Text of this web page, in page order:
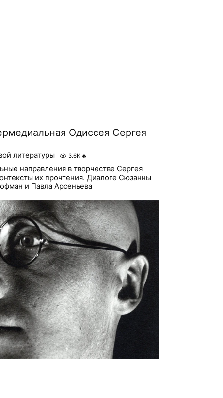
Одиссея Сергея
литературы 3.6K 🔥
направления в творчестве Сергея
их прочтения. Диалоге Сюзанны
и Павла Арсеньева